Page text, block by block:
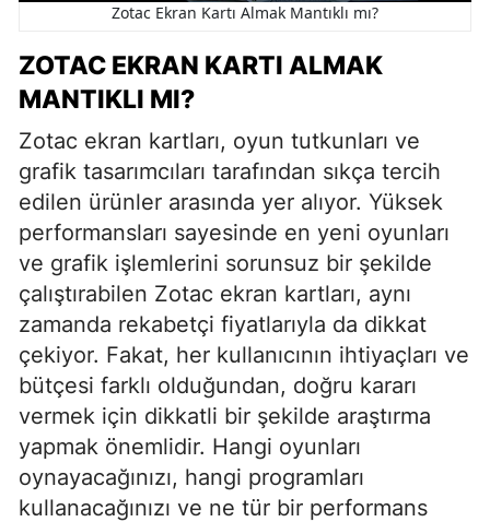
Zotac Ekran Kartı Almak Mantıklı mı?
ZOTAC EKRAN KARTI ALMAK
MANTIKLI MI?
Zotac ekran kartları, oyun tutkunları ve
grafik tasarımcıları tarafından sıkça tercih
edilen ürünler arasında yer alıyor. Yüksek
performansları sayesinde en yeni oyunları
ve grafik işlemlerini sorunsuz bir şekilde
çalıştırabilen Zotac ekran kartları, aynı
zamanda rekabetçi fiyatlarıyla da dikkat
çekiyor. Fakat, her kullanıcının ihtiyaçları ve
bütçesi farklı olduğundan, doğru kararı
vermek için dikkatli bir şekilde araştırma
yapmak önemlidir. Hangi oyunları
oynayacağınızı, hangi programları
kullanacağınızı ve ne tür bir performans